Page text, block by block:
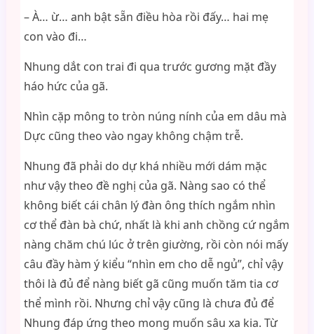
– À… ừ… anh bật sẵn điều hòa rồi đấy… hai mẹ
con vào đi…
Nhung dắt con trai đi qua trước gương mặt đầy
háo hức của gã.
Nhìn cặp mông to tròn núng nính của em dâu mà
Dực cũng theo vào ngay không chậm trễ.
Nhung đã phải do dự khá nhiều mới dám mặc
như vậy theo đề nghị của gã. Nàng sao có thể
không biết cái chân lý đàn ông thích ngắm nhìn
cơ thể đàn bà chứ, nhất là khi anh chồng cứ ngắm
nàng chăm chú lúc ở trên giường, rồi còn nói mấy
câu đầy hàm ý kiểu “nhìn em cho dễ ngủ”, chỉ vậy
thôi là đủ để nàng biết gã cũng muốn tăm tia cơ
thể mình rồi. Nhưng chỉ vậy cũng là chưa đủ để
Nhung đáp ứng theo mong muốn sâu xa kia. Từ